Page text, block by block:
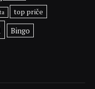
top priče
Bingo